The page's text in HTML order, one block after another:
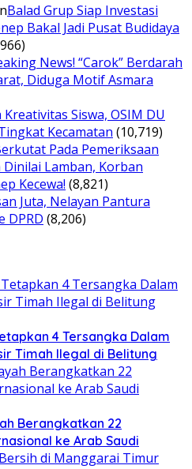
Balad Grup Siap Investasi
Bakal Jadi Pusat Budidaya
News! “Carok” Berdarah
Diduga Motif Asmara
Kreativitas Siswa, OSIM DU
Kecamatan (10,719)
Pada Pemeriksaan
Lamban, Korban
Kecewa! (8,821)
Juta, Nelayan Pantura
DPRD (8,206)
4 Tersangka Dalam
Timah Ilegal di Belitung
Berangkatkan 22
ke Arab Saudi